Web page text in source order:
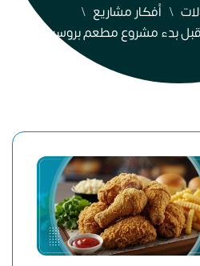
أفكار مشاريع
قبل بدء مشروع مطعم بروست